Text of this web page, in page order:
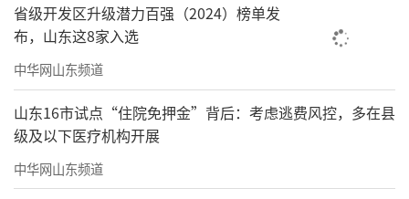
省级开发区升级潜力百强（2024）榜单发
布，山东这8家入选
中华网山东频道
山东16市试点“住院免押金”背后：考虑逃费风控，多在县
级及以下医疗机构开展
中华网山东频道